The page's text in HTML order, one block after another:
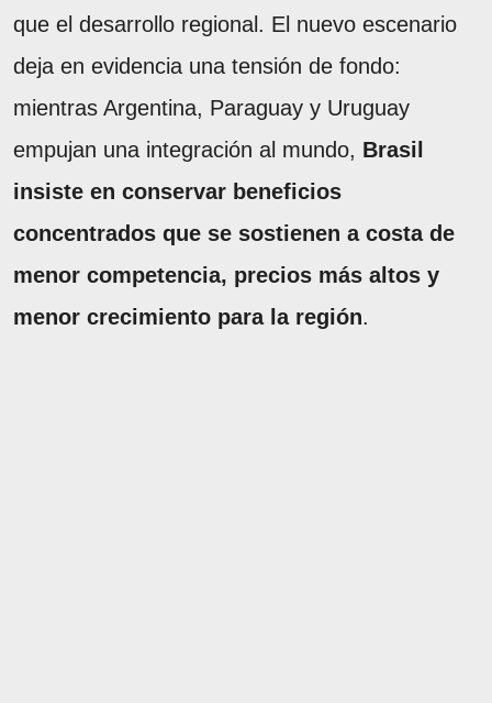
que el desarrollo regional. El nuevo escenario
deja en evidencia una tensión de fondo:
mientras Argentina, Paraguay y Uruguay
empujan una integración al mundo, Brasil
insiste en conservar beneficios
concentrados que se sostienen a costa de
menor competencia, precios más altos y
menor crecimiento para la región.